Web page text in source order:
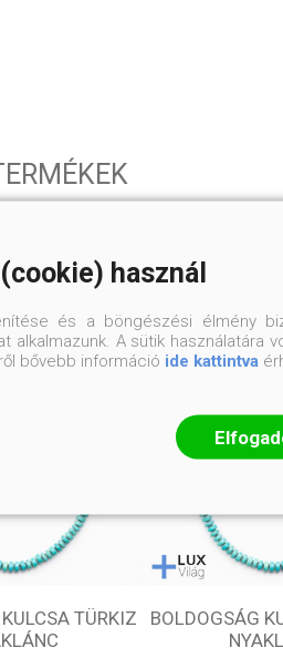
TÜRKIZ
BOLDOGSÁG
használ
és a böngészési élmény
A sütik használatára
bővebb információ ide kattintva